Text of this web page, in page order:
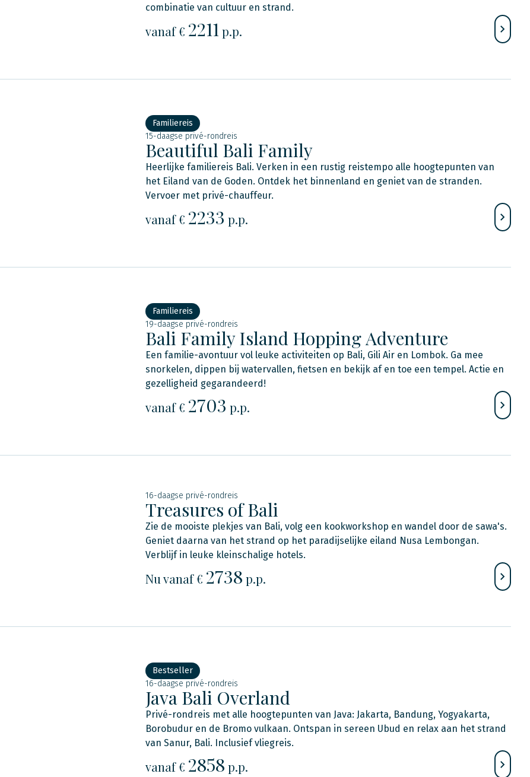
combinatie van cultuur en strand.
vanaf € 2211 p.p.
Familiereis
15-daagse privé-rondreis
Beautiful Bali Family
Heerlijke familiereis Bali. Verken in een rustig reistempo alle hoogtepunten van
het Eiland van de Goden. Ontdek het binnenland en geniet van de stranden.
Vervoer met privé-chauffeur.
vanaf € 2233 p.p.
Familiereis
19-daagse privé-rondreis
Bali Family Island Hopping Adventure
Een familie-avontuur vol leuke activiteiten op Bali, Gili Air en Lombok. Ga mee
snorkelen, dippen bij watervallen, fietsen en bekijk af en toe een tempel. Actie en
gezelligheid gegarandeerd!
vanaf € 2703 p.p.
16-daagse privé-rondreis
Treasures of Bali
Zie de mooiste plekjes van Bali, volg een kookworkshop en wandel door de sawa's.
Geniet daarna van het strand op het paradijselijke eiland Nusa Lembongan.
Verblijf in leuke kleinschalige hotels.
Nu vanaf € 2738 p.p.
Bestseller
16-daagse privé-rondreis
Java Bali Overland
Privé-rondreis met alle hoogtepunten van Java: Jakarta, Bandung, Yogyakarta,
Borobudur en de Bromo vulkaan. Ontspan in sereen Ubud en relax aan het strand
van Sanur, Bali. Inclusief vliegreis.
vanaf € 2858 p.p.